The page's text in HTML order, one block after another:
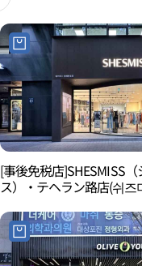
[事後免税店]SHESMISS（
ス）・テヘラン路店(쉬즈